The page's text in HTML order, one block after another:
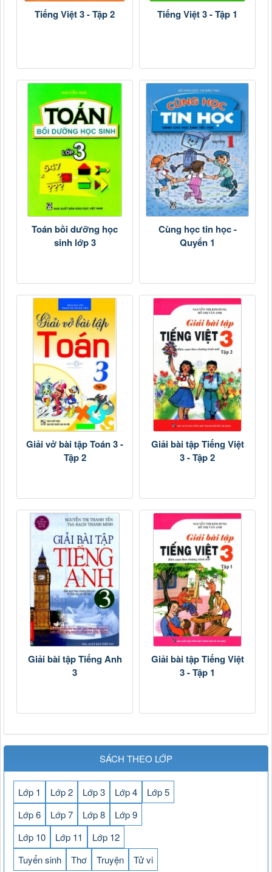
Tiếng Việt 3 - Tập 2 Tiếng Việt 3 - Tập 1
Toán bồi dưỡng học
sinh lớp 3
Cùng học tin học -
Quyển 1
Giải vở bài tập Toán 3 -
Tập 2
Giải bài tập Tiếng Việt
3 - Tập 2
Giải bài tập Tiếng Anh
3
Giải bài tập Tiếng Việt
3 - Tập 1
SÁCH THEO LỚP
Lớp 1 Lớp 2 Lớp 3 Lớp 4
Lớp 5
Lớp 6
Lớp 7 Lớp 8
Lớp 9
Lớp 10
Lớp 11
Lớp 12
Tuyển sinh
Thơ Truyện Tử vi